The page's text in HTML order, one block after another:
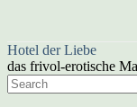
Hotel der Liebe
das frivol-erotische